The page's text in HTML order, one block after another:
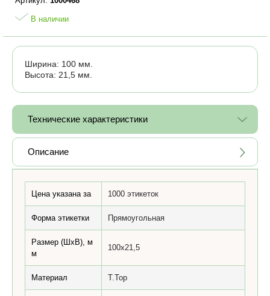
В наличии
Ширина: 100 мм.
Высота: 21,5 мм.
Технические характеристики
Описание
Цена указана за 1000 этикеток
Форма этикетки Прямоугольная
Размер (ШхВ), м
м
100x21,5
Материал T.Top